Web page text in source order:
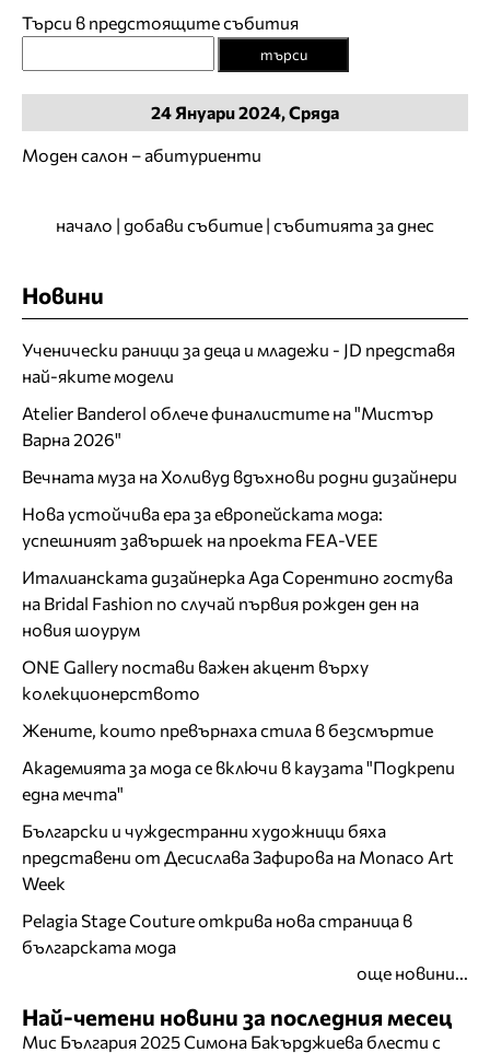
Търси в предстоящите събития
търси
24 Януари2024, Сряда
Моден салон – абитуриенти
начало | добави събитие | събитията за днес
Новини
Ученически раници за деца и младежи - JD представя
най-яките модели
Atelier Banderol облече финалистите на "Мистър
Варна 2026"
Вечната муза на Холивуд вдъхнови родни дизайнери
Нова устойчива ера за европейската мода:
успешният завършек на проекта FEA-VEE
Италианската дизайнерка Ада Сорентино гостува
на Bridal Fashion по случай първия рожден ден на
новия шоурум
ONE Gallery постави важен акцент върху
колекционерството
Жените, които превърнаха стила в безсмъртие
Академията за мода се включи в каузата "Подкрепи
една мечта"
Български и чуждестранни художници бяха
представени от Десислава Зафирова на Monaco Art
Week
Pelagia Stage Couture открива нова страница в
българската мода
още новини...
Най-четени новини за последния месец
Мис България 2025 Симона Бакърджиева блести с